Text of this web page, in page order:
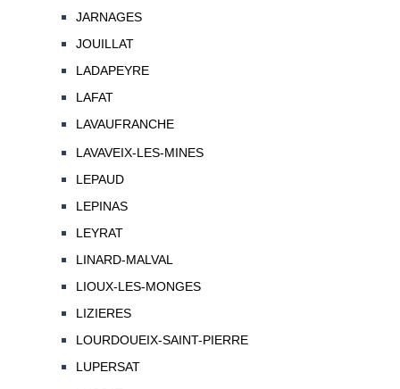
JARNAGES
JOUILLAT
LADAPEYRE
LAFAT
LAVAUFRANCHE
LAVAVEIX-LES-MINES
LEPAUD
LEPINAS
LEYRAT
LINARD-MALVAL
LIOUX-LES-MONGES
LIZIERES
LOURDOUEIX-SAINT-PIERRE
LUPERSAT